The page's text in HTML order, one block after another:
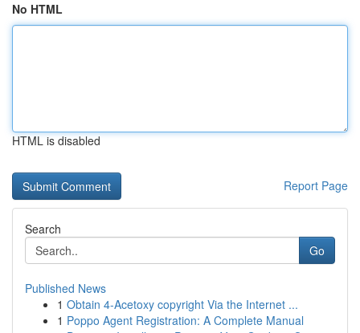
No HTML
HTML is disabled
Report Page
Search
Go
Published News
1 Obtain 4-Acetoxy copyright Via the Internet ...
1 Poppo Agent Registration: A Complete Manual